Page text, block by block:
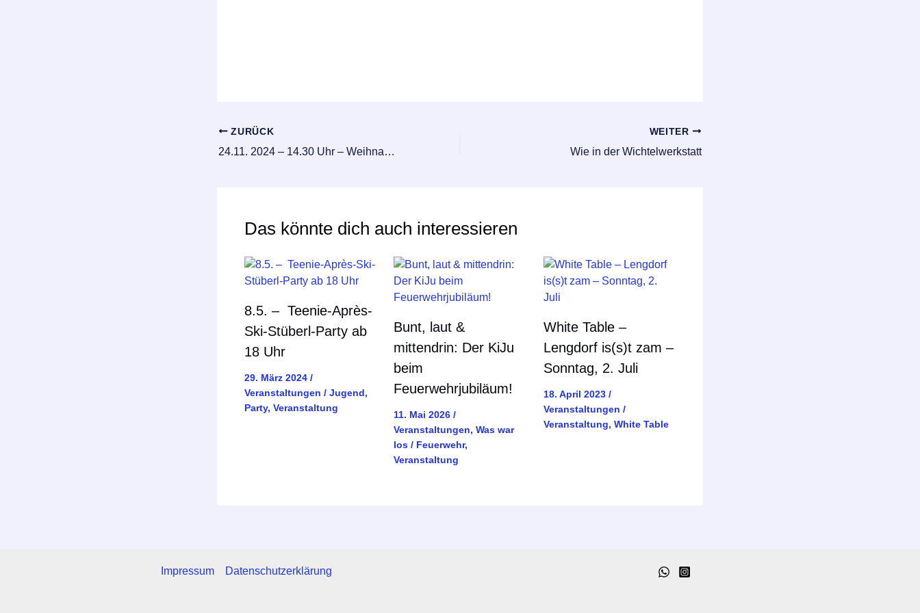
ZURÜCK
24.11. 2024 – 14.30 Uhr – Weihnachtsbasteln
WEITER
Wie in der Wichtelwerkstatt
Das könnte dich auch interessieren
8.5. – Teenie-Après-
Ski-Stüberl-Party ab
18 Uhr
29. März 2024 /
Veranstaltungen / Jugend,
Party, Veranstaltung
Bunt, laut &
mittendrin: Der KiJu
beim
Feuerwehrjubiläum!
11. Mai 2026/
Veranstaltungen,Was war
los / Feuerwehr,
Veranstaltung
White Table –
Lengdorf is(s)t zam –
Sonntag, 2. Juli
18. April 2023 /
Veranstaltungen /
Veranstaltung, White Table
Impressum Datenschutzerklärung